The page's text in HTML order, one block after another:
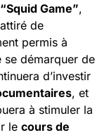
“Squid Game”,
de
permis à
démarquer de
d’investir
, et
à stimuler la
le cours de